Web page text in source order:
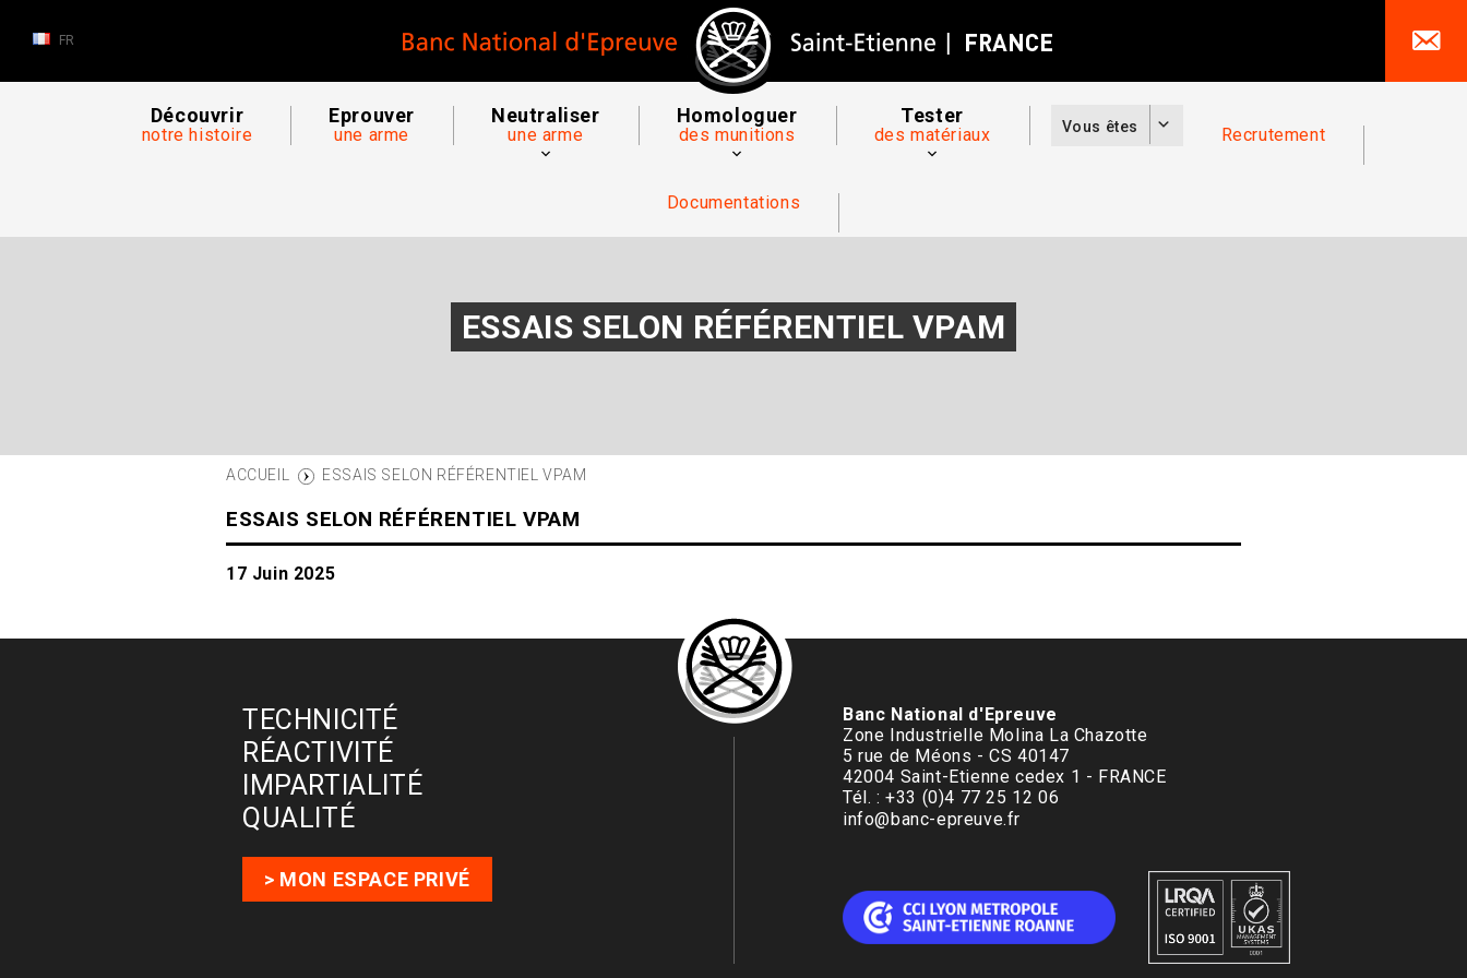
Découvrir
notre histoire
Eprouver
une arme
Neutraliser
une arme
Homologuer
des munitions
Tester
des matériaux Vous êtes Recrutement
Documentations
FR
ESSAIS SELON RÉFÉRENTIEL VPAM
ESSAIS SELON RÉFÉRENTIEL VPAM
ESSAIS SELON RÉFÉRENTIEL VPAM
17 Juin 2025
TECHNICITÉ
RÉACTIVITÉ
IMPARTIALITÉ
QUALITÉ
> MON ESPACE PRIVÉ
Banc National d'Epreuve
Zone Industrielle Molina La Chazotte
5 rue de Méons - CS 40147
42004 Saint-Etienne cedex 1 - FRANCE
Tél. : +33 (0)4 77 25 12 06
info@banc-epreuve.fr